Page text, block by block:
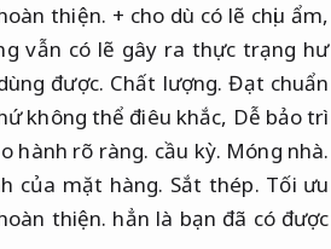
thiện. + cho dù có lẽ chịu ẩm,
vẫn có lẽ gây ra thực trạng hư
được. Chất lượng. Đạt chuẩn
không thể điêu khắc, Dễ bảo trì
hành rõ ràng. cầu kỳ. Móng nhà.
của mặt hàng. Sắt thép. Tối ưu
thiện. hẳn là bạn đã có được